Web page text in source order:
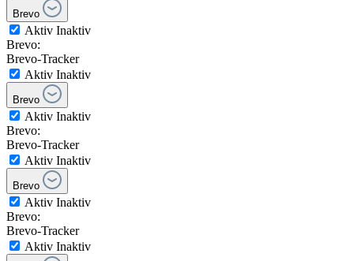
Brevo
Aktiv Inaktiv
Brevo:
Brevo-Tracker
Aktiv Inaktiv
Brevo
Aktiv Inaktiv
Brevo:
Brevo-Tracker
Aktiv Inaktiv
Brevo
Aktiv Inaktiv
Brevo:
Brevo-Tracker
Aktiv Inaktiv